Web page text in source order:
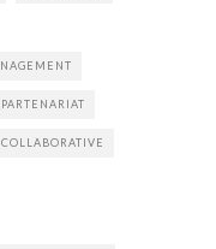
PARTENARIAT